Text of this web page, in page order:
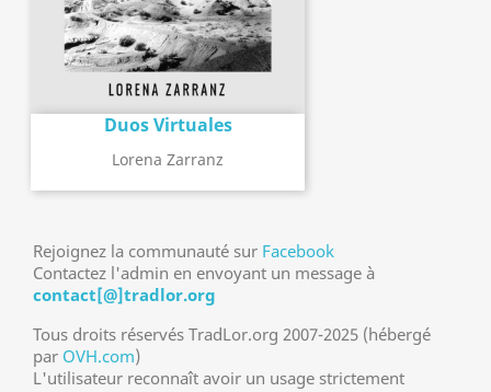
Duos Virtuales
Lorena Zarranz
Rejoignez la communauté sur Facebook
Contactez l'admin en envoyant un message à
contact[@]tradlor.org
Tous droits réservés TradLor.org 2007-2025 (hébergé
par OVH.com)
L'utilisateur reconnaît avoir un usage strictement